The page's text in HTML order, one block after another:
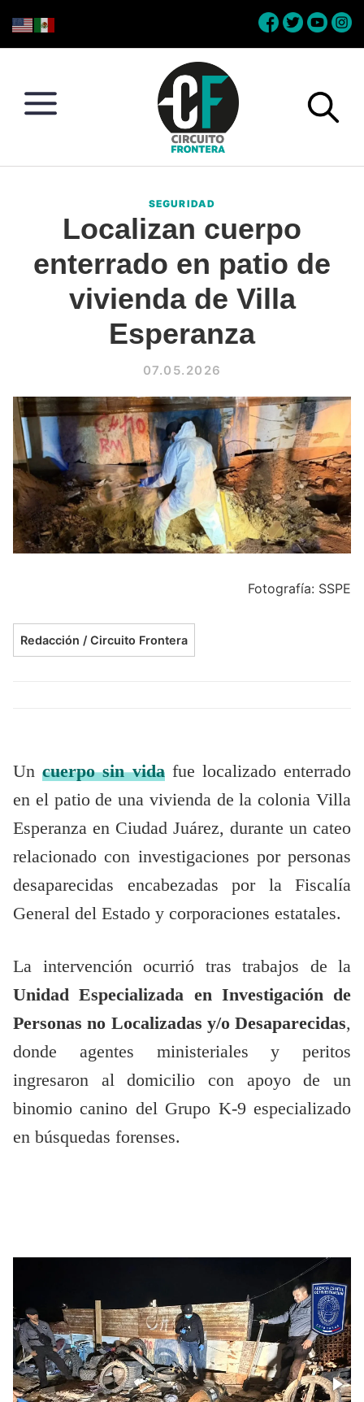
to
to
to
to
Conéctate
la
frontera
SEGURIDAD
Localizan cuerpo
enterrado en patio de
vivienda de Villa
Esperanza
07.05.2026
Fotografía: SSPE
Redacción / Circuito Frontera
Uncuerpo sin vidafue localizado enterrado
en el patio de una vivienda de la colonia Villa
Esperanza en Ciudad Juárez, durante un cateo
relacionado con investigaciones por personas
desaparecidas encabezadas por la Fiscalía
General del Estado y corporaciones estatales.
La intervención ocurrió tras trabajos de la
Unidad Especializada en Investigación de
Personas no Localizadas y/o Desaparecidas,
donde agentes ministeriales y peritos
ingresaron al domicilio con apoyo de un
binomio canino del Grupo K-9 especializado
en búsquedas forenses.